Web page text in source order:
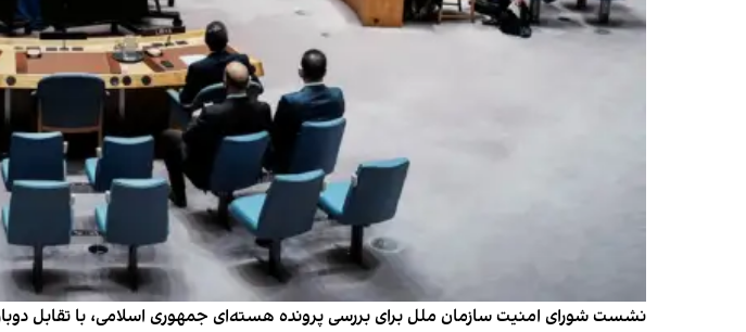
نشست شورای امنیت سازمان ملل برای بررسی پرونده هسته‌ای جمهوری اسلامی، با تقابل